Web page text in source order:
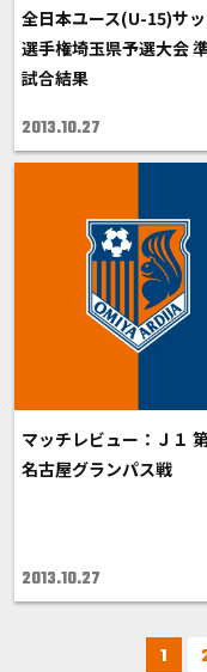
全日本ユース(U-15)サ
選手権埼玉県予選大会
試合結果
2013.10.27
マッチレビュー：Ｊ１
名古屋グランパス戦
2013.10.27
1